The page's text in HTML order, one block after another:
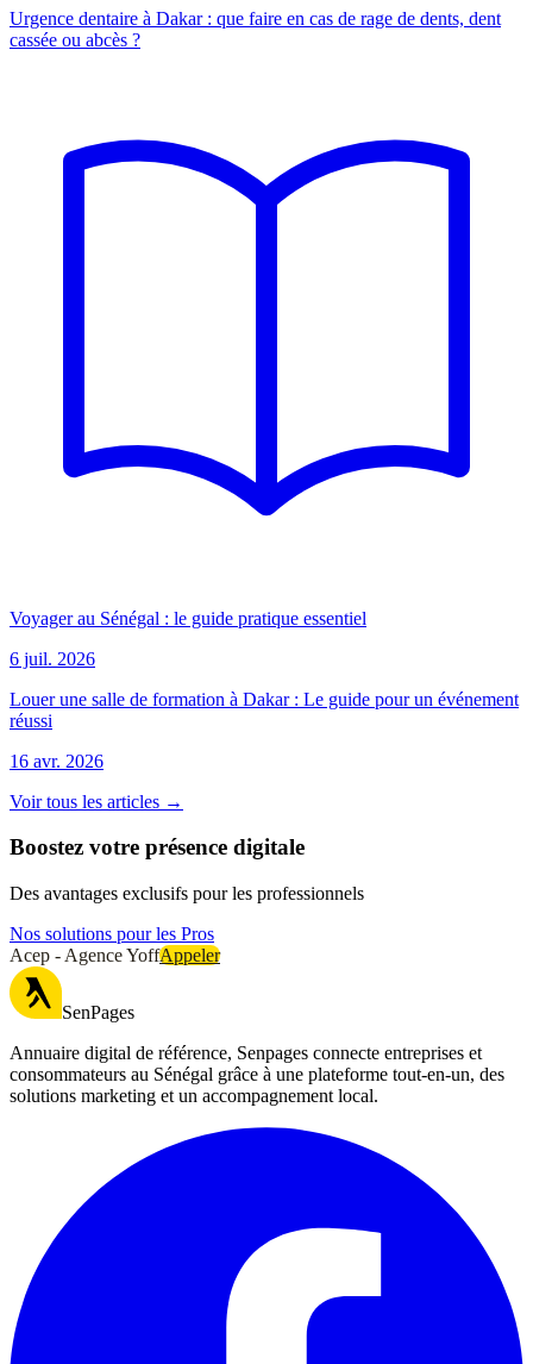
Urgence dentaire à Dakar : que faire en cas de rage de dents, dent
cassée ou abcès ?
Voyager au Sénégal : le guide pratique essentiel
6 juil. 2026
Louer une salle de formation à Dakar : Le guide pour un événement
réussi
16 avr. 2026
Voir tous les articles →
Boostez votre présence digitale
Des avantages exclusifs pour les professionnels
Nos solutions pour les Pros
Acep - Agence YoffAppeler
SenPages
Annuaire digital de référence, Senpages connecte entreprises et
consommateurs au Sénégal grâce à une plateforme tout-en-un, des
solutions marketing et un accompagnement local.